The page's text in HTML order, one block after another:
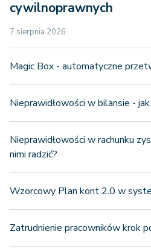
cywilnoprawnych
7 sierpnia 2026
Magic Box - automatyczne
Nieprawidłowości w bilansie -
Nieprawidłowości w rachunku
nimi radzić?
Wzorcowy Plan kont 2.0 w
Zatrudnienie pracowników krok